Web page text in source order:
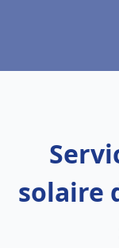
solaire